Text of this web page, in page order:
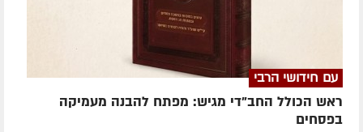
עם חידושי הרבי
ראש הכולל החב"די מגיש: מפתח להבנה מעמיקה
בפסחים